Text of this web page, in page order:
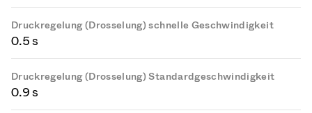
Druckregelung (Drosselung) schnelle Geschwindigkeit
0.5 s
Druckregelung (Drosselung) Standardgeschwindigkeit
0.9 s